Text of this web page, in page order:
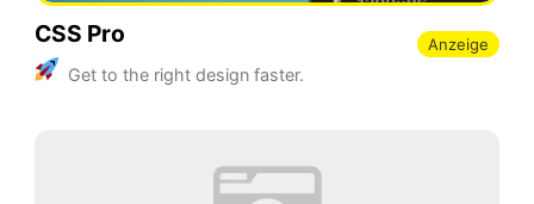
CSS Pro
Get to the right design faster.
Anzeige